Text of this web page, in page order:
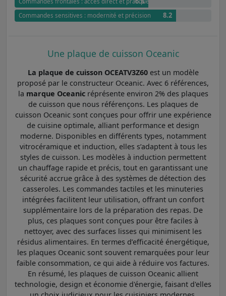
Commandes sensitives : modernité et précision 8.2
Une plaque de cuisson Oceanic
La plaque de cuisson OCEATV3Z60est un modèle
proposé par le constructeur Oceanic. Avec 6 références,
la marque Oceanicréprésente environ 2% des plaques
de cuisson que nous référençons. Les plaques de
cuisson Oceanic sont conçues pour offrir une expérience
de cuisine optimale, alliant performance et design
moderne. Disponibles en différents types, notamment
vitrocéramique et induction, elles s’adaptent à tous les
styles de cuisson. Les modèles à induction permettent
un chauffage rapide et précis, tout en garantissant une
sécurité accrue grâce à des systèmes de détection des
casseroles. Les commandes tactiles et les minuteries
intégrées facilitent leur utilisation, offrant un confort
supplémentaire lors de la préparation des repas. De
plus, ces plaques sont conçues pour être faciles à
nettoyer, avec des surfaces lisses qui minimisent les
résidus alimentaires. En termes d’efficacité énergétique,
les plaques Oceanic sont souvent remarquées pour leur
faible consommation, ce qui aide à réduire vos factures.
En résumé, les plaques de cuisson Oceanic allient
technologie, design et économie d'énergie, faisant d'elles